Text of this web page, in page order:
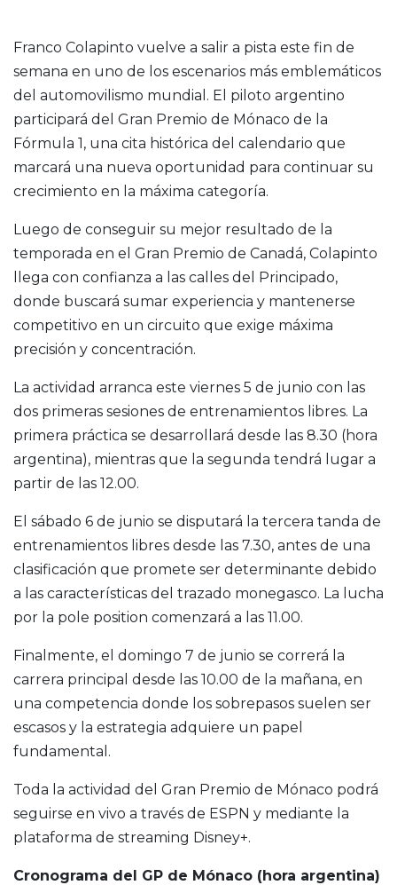
Franco Colapinto vuelve a salir a pista este fin de
semana en uno de los escenarios más emblemáticos
del automovilismo mundial. El piloto argentino
participará del Gran Premio de Mónaco de la
Fórmula 1, una cita histórica del calendario que
marcará una nueva oportunidad para continuar su
crecimiento en la máxima categoría.
Luego de conseguir su mejor resultado de la
temporada en el Gran Premio de Canadá, Colapinto
llega con confianza a las calles del Principado,
donde buscará sumar experiencia y mantenerse
competitivo en un circuito que exige máxima
precisión y concentración.
La actividad arranca este viernes 5 de junio con las
dos primeras sesiones de entrenamientos libres. La
primera práctica se desarrollará desde las 8.30 (hora
argentina), mientras que la segunda tendrá lugar a
partir de las 12.00.
El sábado 6 de junio se disputará la tercera tanda de
entrenamientos libres desde las 7.30, antes de una
clasificación que promete ser determinante debido
a las características del trazado monegasco. La lucha
por la pole position comenzará a las 11.00.
Finalmente, el domingo 7 de junio se correrá la
carrera principal desde las 10.00 de la mañana, en
una competencia donde los sobrepasos suelen ser
escasos y la estrategia adquiere un papel
fundamental.
Toda la actividad del Gran Premio de Mónaco podrá
seguirse en vivo a través de ESPN y mediante la
plataforma de streaming Disney+.
Cronograma del GP de Mónaco (hora argentina)